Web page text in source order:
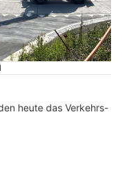
heute das Verkehrs-